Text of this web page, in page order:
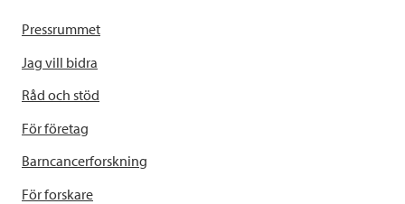
Pressrummet
Jag vill bidra
Råd och stöd
För företag
Barncancerforskning
För forskare